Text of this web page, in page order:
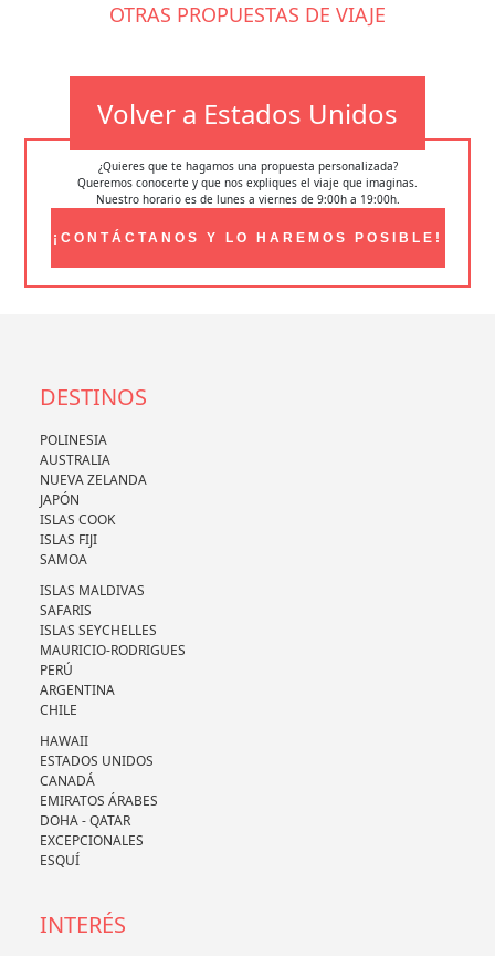
OTRAS PROPUESTAS DE VIAJE
Volver a Estados Unidos
¿Quieres que te hagamos una propuesta personalizada?
Queremos conocerte y que nos expliques el viaje que imaginas.
Nuestro horario es de lunes a viernes de 9:00h a 19:00h.
¡CONTÁCTANOS Y LO HAREMOS POSIBLE!
DESTINOS
POLINESIA
AUSTRALIA
NUEVA ZELANDA
JAPÓN
ISLAS COOK
ISLAS FIJI
SAMOA
ISLAS MALDIVAS
SAFARIS
ISLAS SEYCHELLES
MAURICIO-RODRIGUES
PERÚ
ARGENTINA
CHILE
HAWAII
ESTADOS UNIDOS
CANADÁ
EMIRATOS ÁRABES
DOHA - QATAR
EXCEPCIONALES
ESQUÍ
INTERÉS